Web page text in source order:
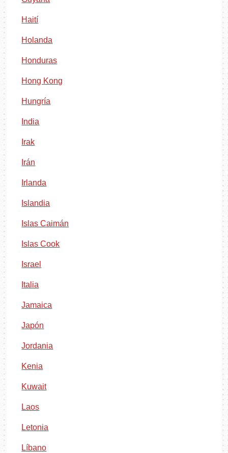
Haití
Holanda
Honduras
Hong Kong
Hungría
India
Irak
Irán
Irlanda
Islandia
Islas Caimán
Islas Cook
Israel
Italia
Jamaica
Japón
Jordania
Kenia
Kuwait
Laos
Letonia
Líbano